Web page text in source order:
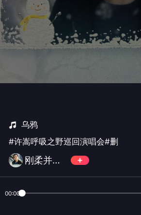
乌鸦
#许嵩呼吸之野巡回演唱会#删
刚柔并济997🌹
00:00